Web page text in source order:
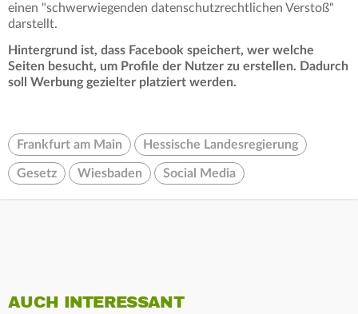
einen "schwerwiegenden datenschutzrechtlichen Verstoß"
darstellt.
Hintergrund ist, dass Facebook speichert, wer welche
Seiten besucht, um Profile der Nutzer zu erstellen. Dadurch
soll Werbung gezielter platziert werden.
Frankfurt am Main Hessische Landesregierung
Gesetz Wiesbaden Social Media
AUCH INTERESSANT